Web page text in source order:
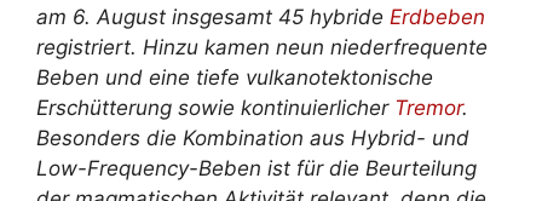
am 6. August insgesamt 45 hybride Erdbeben
registriert. Hinzu kamen neun niederfrequente
Beben und eine tiefe vulkanotektonische
Erschütterung sowie kontinuierlicher Tremor.
Besonders die Kombination aus Hybrid- und
Low-Frequency-Beben ist für die Beurteilung